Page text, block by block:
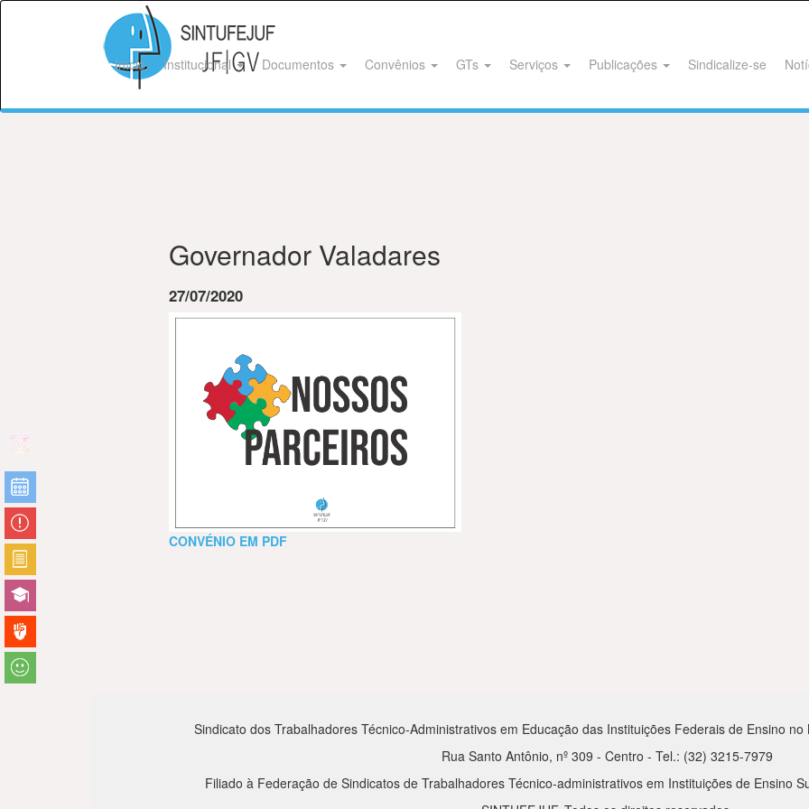
Início Institucional Documentos Convênios GTs Serviços Publicações Sindicalize-se
Governador Valadares
27/07/2020
CONVÉNIO EM PDF
Sindicato dos Trabalhadores Técnico-Administrativos em Educação das Instituições Federais de Ensino
Rua Santo Antônio, nº 309 - Centro - Tel.: (32) 3215-7979
Filiado à Federação de Sindicatos de Trabalhadores Técnico-administrativos em Instituições de Ensino